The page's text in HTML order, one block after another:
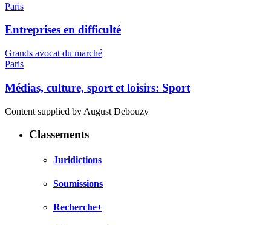
Paris
Entreprises en difficulté
Grands avocat du marché
Paris
Médias, culture, sport et loisirs: Sport
Content supplied by August Debouzy
Classements
Juridictions
Soumissions
Recherche+